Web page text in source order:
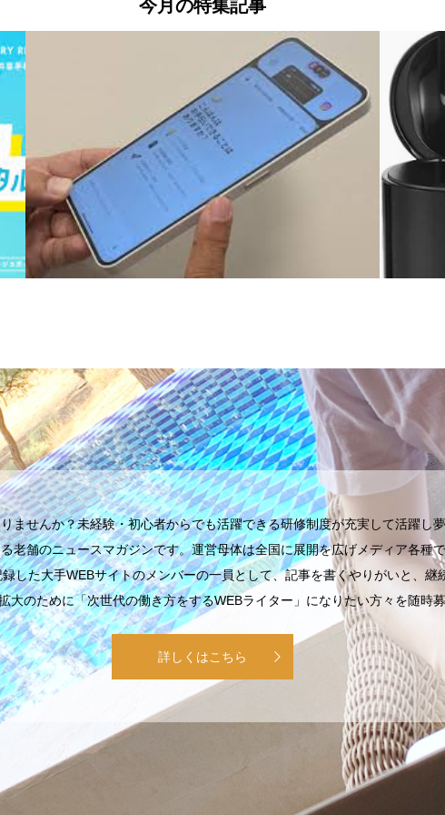
今月の特集記事
ませんか？未経験・初心者からでも活躍できる研修制度が充実して活躍し
老舗のニュースマガジンです。運営母体は全国に展開を広げメディア各種
した大手WEBサイトのメンバーの一員として、記事を書くやりがいと、
大のために「次世代の働き方をするWEBライター」になりたい方々を随時募
詳しくはこちら